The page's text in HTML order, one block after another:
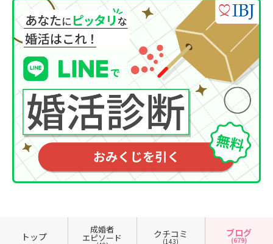
トップ
成婚者
エピソード クチコミ
(143)
ブログ
(679)